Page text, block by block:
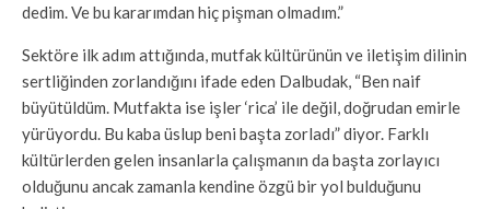
dedim. Ve bu kararımdan hiç pişman olmadım.”
Sektöre ilk adım attığında, mutfak kültürünün ve iletişim dilinin
sertliğinden zorlandığını ifade eden Dalbudak, “Ben naif
büyütüldüm. Mutfakta ise işler ‘rica’ ile değil, doğrudan emirle
yürüyordu. Bu kaba üslup beni başta zorladı” diyor. Farklı
kültürlerden gelen insanlarla çalışmanın da başta zorlayıcı
olduğunu ancak zamanla kendine özgü bir yol bulduğunu